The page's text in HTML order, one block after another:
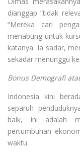
dianggap “tidak
“Mereka cari
menabung untuk
katanya. Ia sadar,
sekadar menunggu
Bonus Demografi
Indonesia kini
separuh
baik, ini adalah
pertumbuhan
waktu.